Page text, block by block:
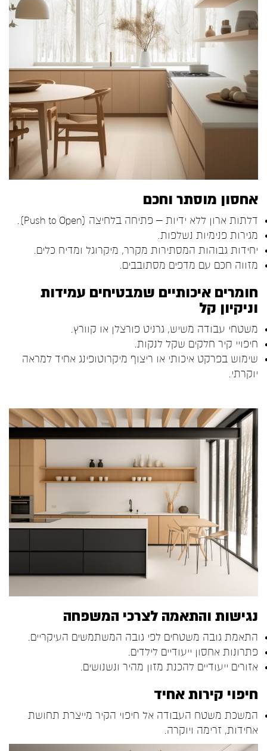
אחסון מוסתר וחכם
דלתות ארון ללא ידיות – פתיחה בלחיצה (Push to Open).
מגירות פנימיות נשלפות.
יחידות גבוהות המסתירות מקרר, מיקרוגל ומדיח כלים.
מזווה חכם עם מדפים מסתובבים.
חומרים איכותיים שמבטיחים עמידות
וניקיון קל
משטחי עבודה משיש, גרניט פורצלן או קוורץ.
חיפויי קיר חלקים שקל לנקות.
שימוש בפרקט איכותי או ריצוף מיקרוטופינג אחיד למראה
יוקרתי.
נגישות והתאמה לצרכי המשפחה
התאמת גובה משטחים לפי גובה המשתמשים העיקריים.
פתרונות אחסון ייעודיים לילדים.
אזורים ייעודיים להכנת מזון מהיר ונשנושים.
חיפוי קירות אחיד
המשכת משטח העבודה אל חיפוי הקיר מייצרת תחושת
אחידות, זרימה ויוקרה.